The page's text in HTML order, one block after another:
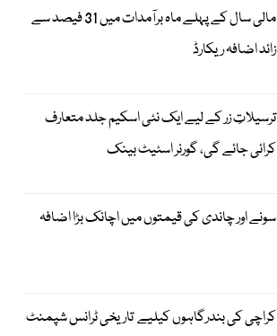
مالی سال کے پہلے ماہ برآمدات میں 31 فیصد سے
زائد اضافہ ریکارڈ
ترسیلاتِ زر کے لیے ایک نئی اسکیم جلد متعارف
کرائی جائے گی، گورنر اسٹیٹ بینک
سونے اور چاندی کی قیمتوں میں اچانک بڑا اضافہ
کراچی کی بندرگاہوں کیلیے تاریخی ٹرانس شپمنٹ